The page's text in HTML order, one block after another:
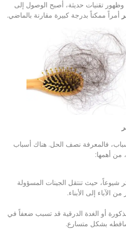
تقنيات حديثة، أصبح الوصول إلى
أمراً ممكناً بدرجة كبيرة مقارنة بالماضي.
فالمعرفة نصف الحل. هناك أسباب
من أهمها:
شيوعاً، حيث تنتقل الجينات المسؤولة
إلى الأبناء.
أو الغدة الدرقية قد تسبب ضعفاً في
بشكل متسارع.